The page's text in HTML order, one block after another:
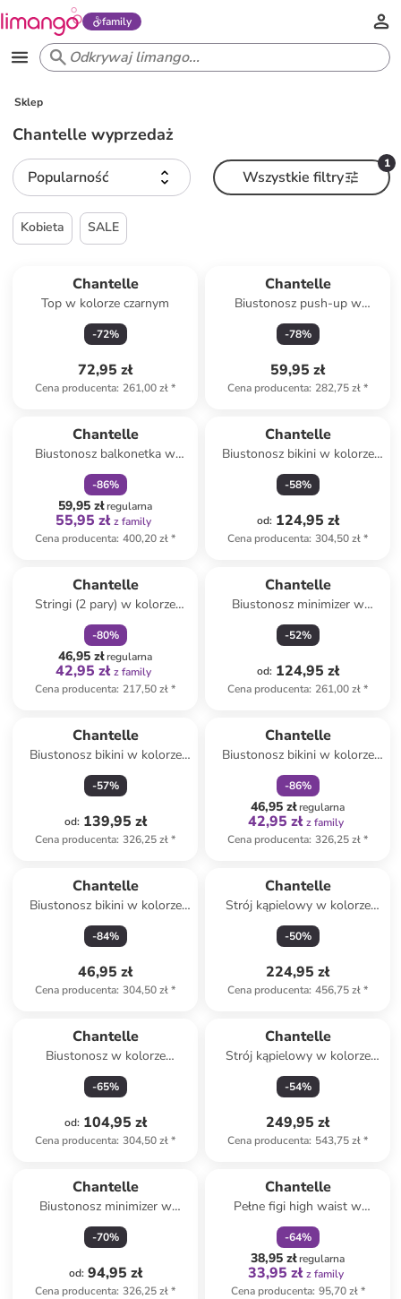
family
Sklep
Chantelle wyprzedaż
Popularność
1
Wszystkie filtry
Kobieta SALE
Chantelle
Top w kolorze czarnym
-72%
72,95 zł
Cena producenta: 261,00 zł*
Chantelle
Biustonosz push-up w
kolorze ciemnofioletowo-
niebieskim
-78%
59,95 zł
Cena producenta: 282,75 zł*
Chantelle
Biustonosz balkonetka w
kolorze jasnoróżowym
-86%
59,95 złregularna
55,95 zł z family
Cena producenta: 400,20 zł*
Chantelle
Biustonosz bikini w kolorze
czerwonym
-58%
od: 124,95 zł
Cena producenta: 304,50 zł*
Chantelle
Stringi (2 pary) w kolorze
czarnym
-80%
46,95 złregularna
42,95 zł z family
Cena producenta: 217,50 zł*
Chantelle
Biustonosz minimizer w
kolorze czarnym
-52%
od: 124,95 zł
Cena producenta: 261,00 zł*
Chantelle
Biustonosz bikini w kolorze
niebieskim
-57%
od: 139,95 zł
Cena producenta: 326,25 zł*
Chantelle
Biustonosz bikini w kolorze
granatowym
-86%
46,95 złregularna
42,95 zł z family
Cena producenta: 326,25 zł*
Chantelle
Biustonosz bikini w kolorze
niebieskim
-84%
46,95 zł
Cena producenta: 304,50 zł*
Chantelle
Strój kąpielowy w kolorze
czarnym
-50%
224,95 zł
Cena producenta: 456,75 zł*
Chantelle
Biustonosz w kolorze
czerwonym
-65%
od: 104,95 zł
Cena producenta: 304,50 zł*
Chantelle
Strój kąpielowy w kolorze
czerwono-czarnym
-54%
249,95 zł
Cena producenta: 543,75 zł*
Chantelle
Biustonosz minimizer w
kolorze czarnym
-70%
od: 94,95 zł
Cena producenta: 326,25 zł*
Chantelle
Pełne figi high waist w
kolorze zielonym
-64%
38,95 złregularna
33,95 zł z family
Cena producenta: 95,70 zł*